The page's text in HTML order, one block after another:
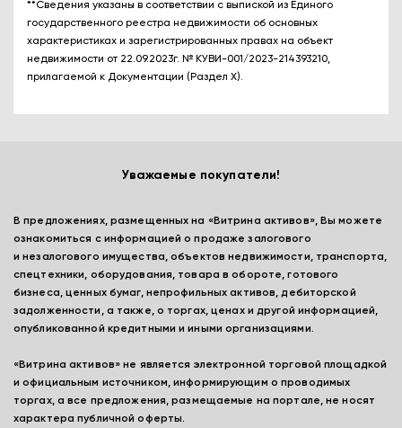
**Сведения указаны в соответствии с выпиской из Единого
государственного реестра недвижимости об основных
характеристиках и зарегистрированных правах на объект
недвижимости от 22.09.2023г. № КУВИ-001/2023-214393210,
прилагаемой к Документации (Раздел X).
Уважаемые покупатели!
В предложениях, размещенных на «Витрина активов», Вы можете
ознакомиться с информацией о продаже залогового
и незалогового имущества, объектов недвижимости, транспорта,
спецтехники, оборудования, товара в обороте, готового
бизнеса, ценных бумаг, непрофильных активов, дебиторской
задолженности, а также, о торгах, ценах и другой информацией,
опубликованной кредитными и иными организациями.
«Витрина активов» не является электронной торговой площадкой
и официальным источником, информирующим о проводимых
торгах, а все предложения, размещаемые на портале, не носят
характера публичной оферты.